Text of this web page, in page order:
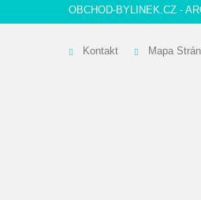
OBCHOD-BYLINEK.CZ -
Kontakt Mapa